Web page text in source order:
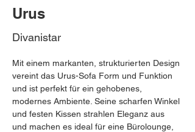
Urus
Divanistar
Mit einem markanten, strukturierten Design
vereint das Urus-Sofa Form und Funktion
und ist perfekt für ein gehobenes,
modernes Ambiente. Seine scharfen Winkel
und festen Kissen strahlen Eleganz aus
und machen es ideal für eine Bürolounge,